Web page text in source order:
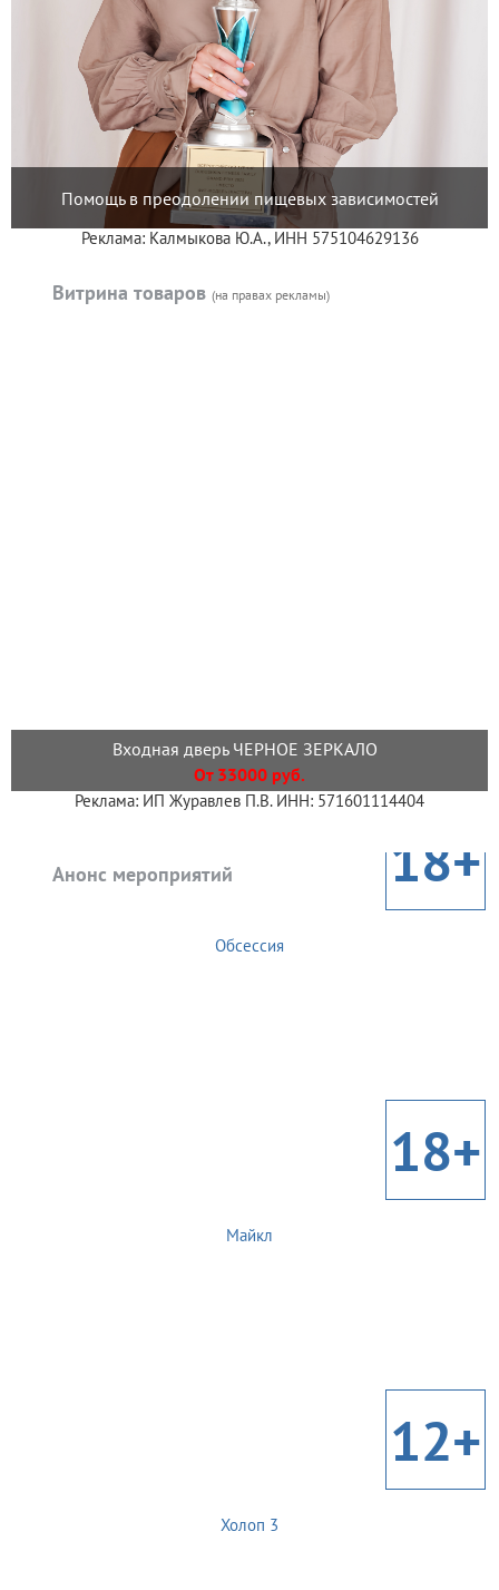
Помощь в преодолении пищевых зависимостей
Реклама: Калмыкова Ю.А., ИНН 575104629136
Витрина товаров (на правах рекламы)
Входная дверь ЧЕРНОЕ ЗЕРКАЛО
От 33000 руб.
Реклама: ИП Журавлев П.В. ИНН: 571601114404
Анонс мероприятий 18+
Обсессия
18+
Майкл
12+
Холоп 3